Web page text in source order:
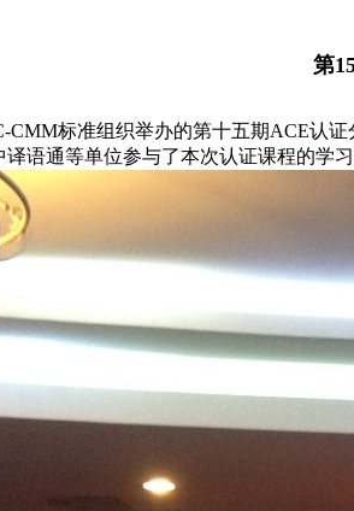
第
CMM标准组织举办的第十五期ACE认
译语通等单位参与了本次认证课程的学